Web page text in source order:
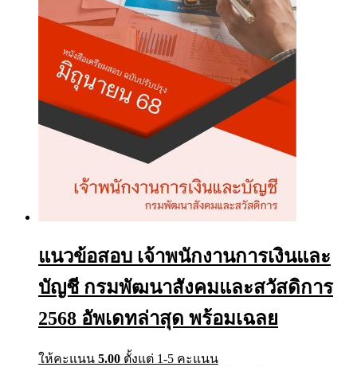
the
product
page
แนวข้อสอบ เจ้าพนักงานการเงินและ
บัญชี กรมพัฒนาสังคมและสวัสดิการ
2568 อัพเดทล่าสุด พร้อมเฉลย
ให้คะแนน 5.00 ตั้งแต่ 1-5 คะแนน